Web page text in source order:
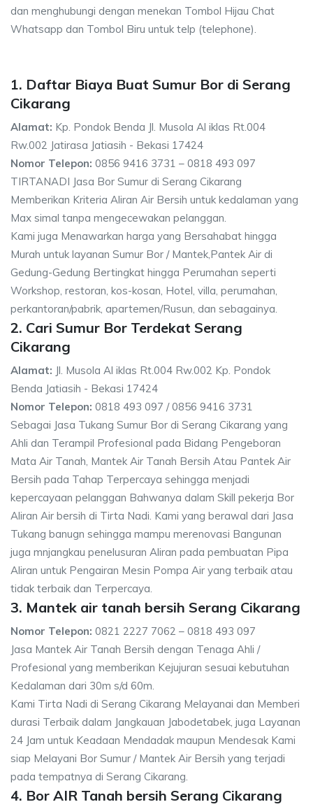
dan menghubungi dengan menekan Tombol Hijau Chat
Whatsapp dan Tombol Biru untuk telp (telephone).
1. Daftar Biaya Buat Sumur Bor di Serang
Cikarang
Alamat: Kp. Pondok Benda Jl. Musola Al iklas Rt.004
Rw.002 Jatirasa Jatiasih - Bekasi 17424
Nomor Telepon: 0856 9416 3731 – 0818 493 097
TIRTANADI Jasa Bor Sumur di Serang Cikarang
Memberikan Kriteria Aliran Air Bersih untuk kedalaman yang
Max simal tanpa mengecewakan pelanggan.
Kami juga Menawarkan harga yang Bersahabat hingga
Murah untuk layanan Sumur Bor / Mantek,Pantek Air di
Gedung-Gedung Bertingkat hingga Perumahan seperti
Workshop, restoran, kos-kosan, Hotel, villa, perumahan,
perkantoran/pabrik, apartemen/Rusun, dan sebagainya.
2. Cari Sumur Bor Terdekat Serang
Cikarang
Alamat: Jl. Musola Al iklas Rt.004 Rw.002 Kp. Pondok
Benda Jatiasih - Bekasi 17424
Nomor Telepon: 0818 493 097 / 0856 9416 3731
Sebagai Jasa Tukang Sumur Bor di Serang Cikarang yang
Ahli dan Terampil Profesional pada Bidang Pengeboran
Mata Air Tanah, Mantek Air Tanah Bersih Atau Pantek Air
Bersih pada Tahap Terpercaya sehingga menjadi
kepercayaan pelanggan Bahwanya dalam Skill pekerja Bor
Aliran Air bersih di Tirta Nadi. Kami yang berawal dari Jasa
Tukang banugn sehingga mampu merenovasi Bangunan
juga mnjangkau penelusuran Aliran pada pembuatan Pipa
Aliran untuk Pengairan Mesin Pompa Air yang terbaik atau
tidak terbaik dan Terpercaya.
3. Mantek air tanah bersih Serang Cikarang
Nomor Telepon: 0821 2227 7062 – 0818 493 097
Jasa Mantek Air Tanah Bersih dengan Tenaga Ahli /
Profesional yang memberikan Kejujuran sesuai kebutuhan
Kedalaman dari 30m s/d 60m.
Kami Tirta Nadi di Serang Cikarang Melayanai dan Memberi
durasi Terbaik dalam Jangkauan Jabodetabek, juga Layanan
24 Jam untuk Keadaan Mendadak maupun Mendesak Kami
siap Melayani Bor Sumur / Mantek Air Bersih yang terjadi
pada tempatnya di Serang Cikarang.
4. Bor AIR Tanah bersih Serang Cikarang